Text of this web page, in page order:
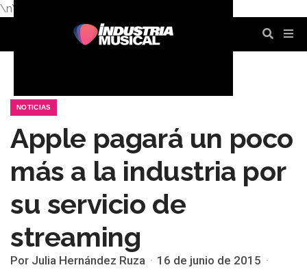
\n\n
NOTICIAS
Apple pagará un poco
más a la industria por
su servicio de
streaming
Por Julia Hernández Ruza 16 de junio de 2015